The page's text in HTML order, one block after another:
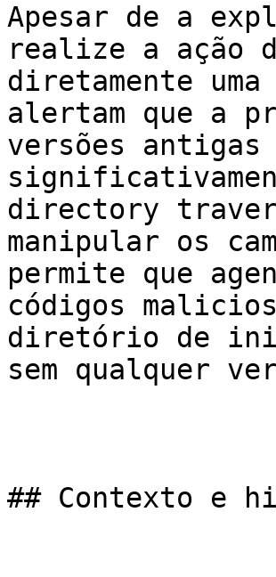
Apesar de a
realize a ação
diretamente
alertam que a
versões antigas
directory
manipular os
permite que
códigos
diretório de
sem qualquer
## Contexto e